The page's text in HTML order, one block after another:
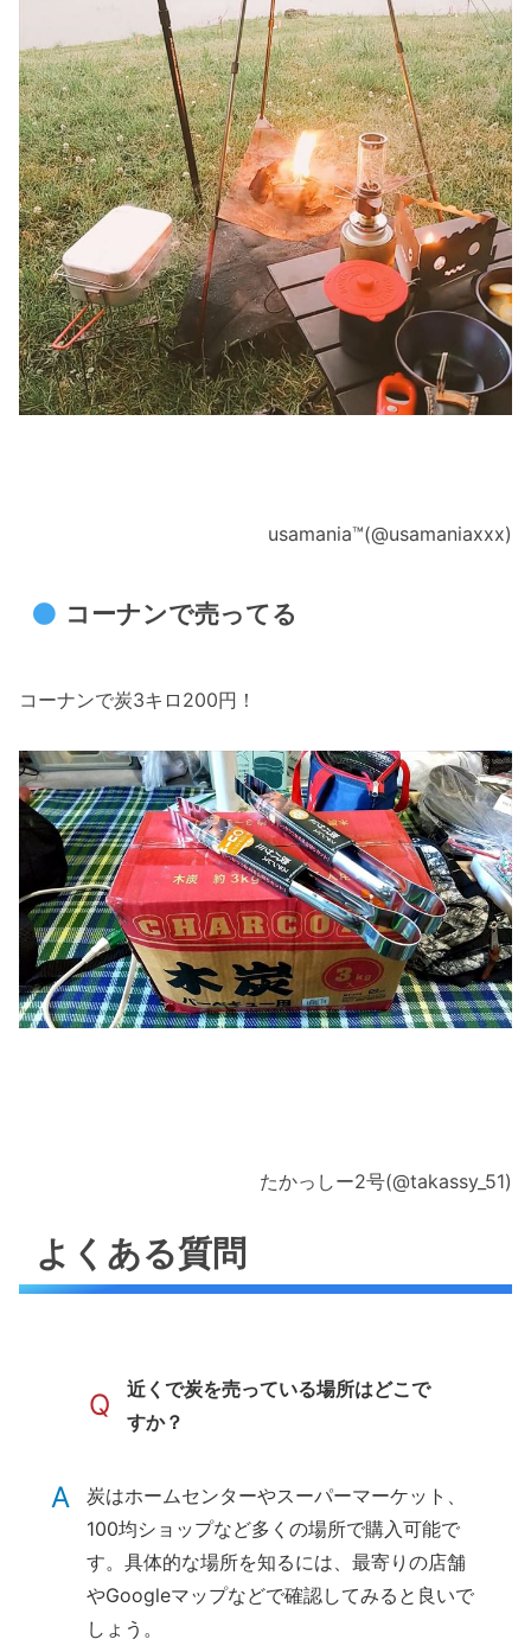
usamania™(@usamaniaxxx)
コーナンで売ってる
コーナンで炭3キロ200円！
たかっしー2号(@takassy_51)
よくある質問
Q
近くで炭を売っている場所はどこで
すか？
A
炭はホームセンターやスーパーマーケット、
100均ショップなど多くの場所で購入可能で
す。具体的な場所を知るには、最寄りの店舗
やGoogleマップなどで確認してみると良いで
しょう。